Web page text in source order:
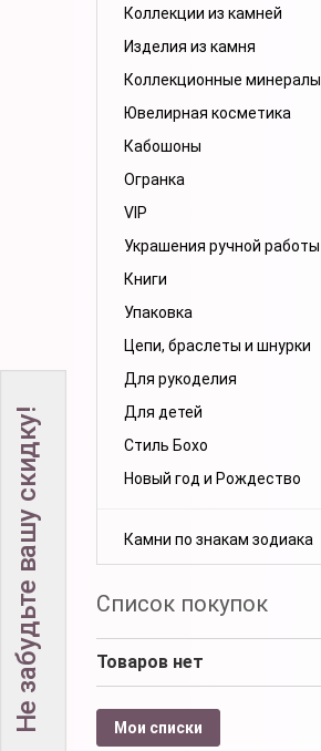
Коллекции из камней
Изделия из камня
Коллекционные минералы
Ювелирная косметика
Кабошоны
Огранка
VIP
Украшения ручной работы
Книги
Упаковка
Цепи, браслеты и шнурки
Для рукоделия
Для детей
Стиль Бохо
Новый год и Рождество
Камни по знакам зодиака
Список покупок
Товаров нет
Мои списки
Не забудьте вашу скидку!